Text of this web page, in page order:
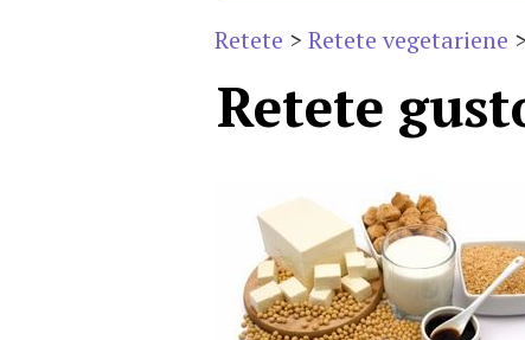
Retete > Retete vegetariene
Retete